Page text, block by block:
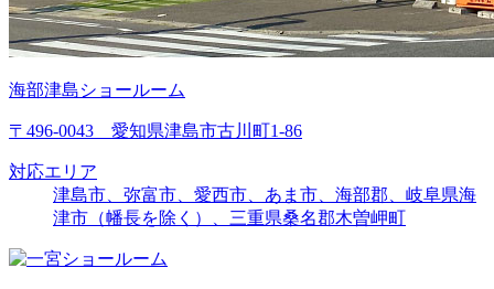
海部津島ショールーム
〒496-0043 愛知県津島市古川町1-86
対応エリア
津島市、弥富市、愛西市、あま市、海部郡、岐阜県海
津市（幡長を除く）、三重県桑名郡木曽岬町